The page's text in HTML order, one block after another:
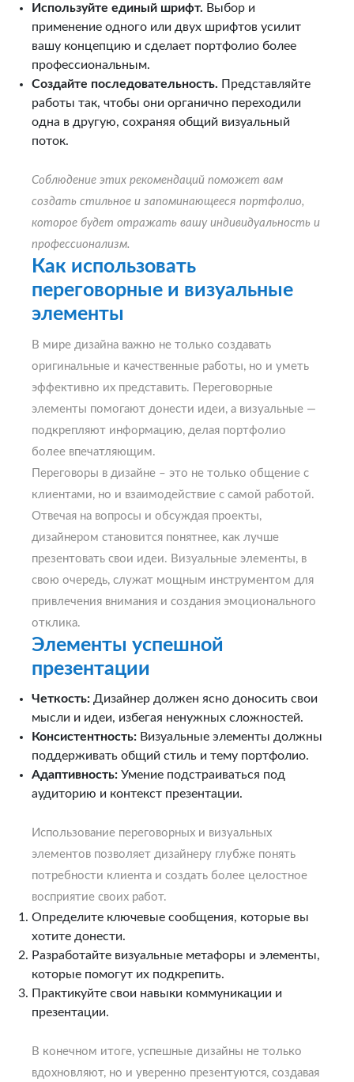
Используйте единый шрифт. Выбор и
применение одного или двух шрифтов усилит
вашу концепцию и сделает портфолио более
профессиональным.
Создайте последовательность. Представляйте
работы так, чтобы они органично переходили
одна в другую, сохраняя общий визуальный
поток.
Соблюдение этих рекомендаций поможет вам
создать стильное и запоминающееся портфолио,
которое будет отражать вашу индивидуальность и
профессионализм.
Как использовать
переговорные и визуальные
элементы
В мире дизайна важно не только создавать
оригинальные и качественные работы, но и уметь
эффективно их представить. Переговорные
элементы помогают донести идеи, а визуальные —
подкрепляют информацию, делая портфолио
более впечатляющим.
Переговоры в дизайне – это не только общение с
клиентами, но и взаимодействие с самой работой.
Отвечая на вопросы и обсуждая проекты,
дизайнером становится понятнее, как лучше
презентовать свои идеи. Визуальные элементы, в
свою очередь, служат мощным инструментом для
привлечения внимания и создания эмоционального
отклика.
Элементы успешной
презентации
Четкость: Дизайнер должен ясно доносить свои
мысли и идеи, избегая ненужных сложностей.
Консистентность: Визуальные элементы должны
поддерживать общий стиль и тему портфолио.
Адаптивность: Умение подстраиваться под
аудиторию и контекст презентации.
Использование переговорных и визуальных
элементов позволяет дизайнеру глубже понять
потребности клиента и создать более целостное
восприятие своих работ.
Определите ключевые сообщения, которые вы
хотите донести.
Разработайте визуальные метафоры и элементы,
которые помогут их подкрепить.
Практикуйте свои навыки коммуникации и
презентации.
В конечном итоге, успешные дизайны не только
вдохновляют, но и уверенно презентуются, создавая